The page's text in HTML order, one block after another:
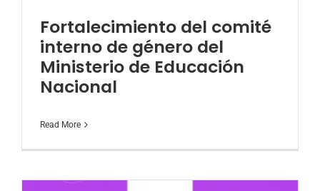
Fortalecimiento del comité
interno de género del
Ministerio de Educación
Nacional
Read More